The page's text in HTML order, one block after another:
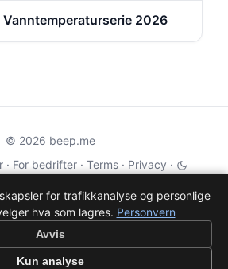
Vanntemperaturserie 2026
© 2026 beep.me
· For bedrifter · Terms · Privacy ·
·Wikidata·OMDb
& OMDb. Not endorsed or certified by these
services.
of EPAK Vibes·Contact
for trafikkanalyse og personlige
hva som lagres. Personvern
Avvis
Kun analyse